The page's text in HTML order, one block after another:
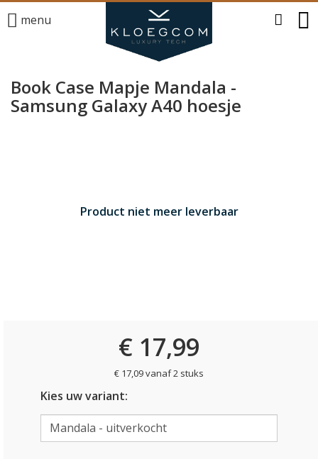
menu
Book Case Mapje Mandala -
Samsung Galaxy A40 hoesje
Product niet meer leverbaar
€ 17,99
€ 17,09 vanaf 2 stuks
Kies uw variant: